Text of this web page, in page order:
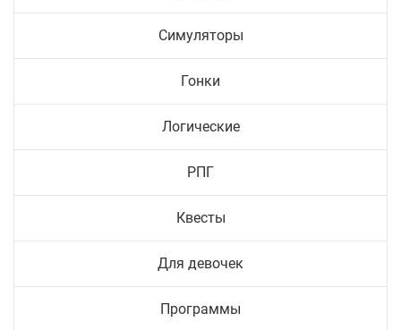
Симуляторы
Гонки
Логические
РПГ
Квесты
Для девочек
Программы